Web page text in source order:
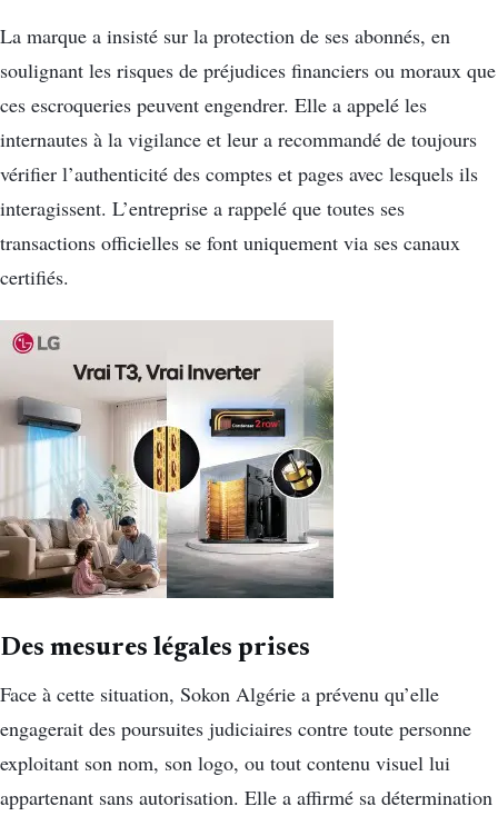
La marque a insisté sur la protection de ses abonnés, en
soulignant les risques de préjudices financiers ou moraux que
ces escroqueries peuvent engendrer. Elle a appelé les
internautes à la vigilance et leur a recommandé de toujours
vérifier l’authenticité des comptes et pages avec lesquels ils
interagissent. L’entreprise a rappelé que toutes ses
transactions officielles se font uniquement via ses canaux
certifiés.
Des mesures légales prises
Face à cette situation, Sokon Algérie a prévenu qu’elle
engagerait des poursuites judiciaires contre toute personne
exploitant son nom, son logo, ou tout contenu visuel lui
appartenant sans autorisation. Elle a affirmé sa détermination